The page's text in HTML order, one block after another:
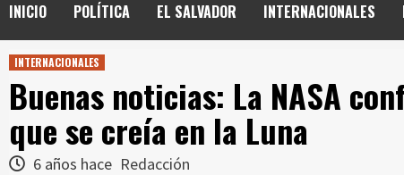
INICIO POLÍTICA EL SALVADOR INTERNACIONALES
INTERNACIONALES
Buenas noticias: La NASA
que se creía en la Luna
6 años hace Redacción